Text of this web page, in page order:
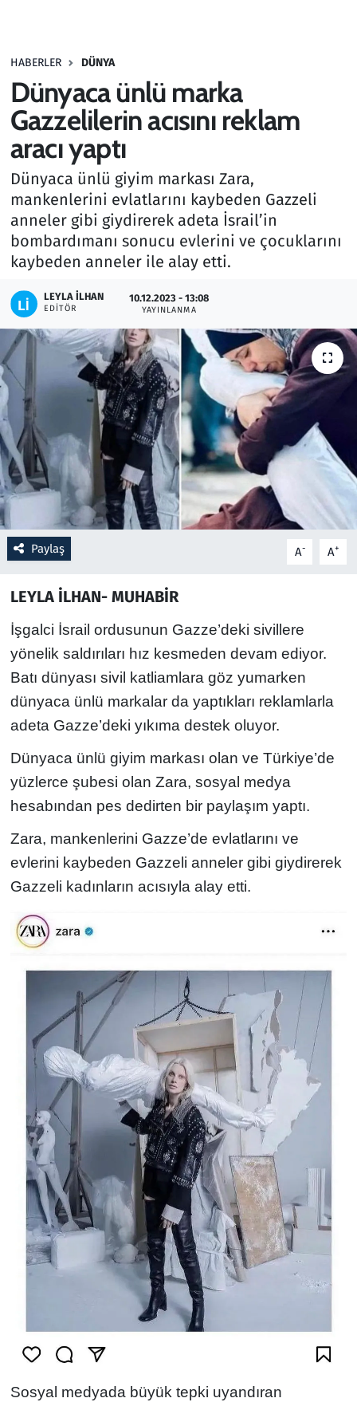
HABERLER DÜNYA
Dünyaca ünlü marka
Gazzelilerin acısını reklam
aracı yaptı
Dünyaca ünlü giyim markası Zara,
mankenlerini evlatlarını kaybeden Gazzeli
anneler gibi giydirerek adeta İsrail’in
bombardımanı sonucu evlerini ve çocuklarını
kaybeden anneler ile alay etti.
LEYLA İLHAN
EDITÖR
10.12.2023 - 13:08
YAYINLANMA
Paylaş A- A+
LEYLA İLHAN- MUHABİR
İşgalci İsrail ordusunun Gazze’deki sivillere
yönelik saldırıları hız kesmeden devam ediyor.
Batı dünyası sivil katliamlara göz yumarken
dünyaca ünlü markalar da yaptıkları reklamlarla
adeta Gazze’deki yıkıma destek oluyor.
Dünyaca ünlü giyim markası olan ve Türkiye’de
yüzlerce şubesi olan Zara, sosyal medya
hesabından pes dedirten bir paylaşım yaptı.
Zara, mankenlerini Gazze’de evlatlarını ve
evlerini kaybeden Gazzeli anneler gibi giydirerek
Gazzeli kadınların acısıyla alay etti.
Sosyal medyada büyük tepki uyandıran
Haber
Kültür Sanat
Kurumsal Haberler
Lezzet Durağı
Memur ve Kamu
Otomobil
Oyun
Ramazan
Resmi İlanlar
Rüya Tabirleri
Sağlık
Savunma Sanayi
Seçim 2023
Spor
Teknoloji ve Bilim
Televizyon